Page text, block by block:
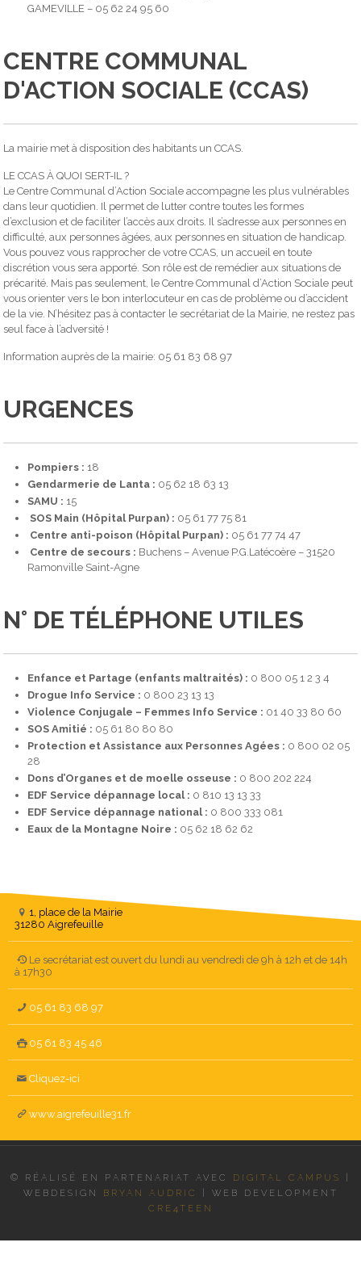
GAMEVILLE – 05 62 24 95 60
CENTRE COMMUNAL
D'ACTION SOCIALE (CCAS)
La mairie met à disposition des habitants un CCAS.
LE CCAS À QUOI SERT-IL ?
Le Centre Communal d’Action Sociale accompagne les plus vulnérables
dans leur quotidien. Il permet de lutter contre toutes les formes
d’exclusion et de faciliter l’accès aux droits. Il s’adresse aux personnes en
difficulté, aux personnes âgées, aux personnes en situation de handicap.
Vous pouvez vous rapprocher de votre CCAS, un accueil en toute
discrétion vous sera apporté. Son rôle est de remédier aux situations de
précarité. Mais pas seulement, le Centre Communal d’Action Sociale peut
vous orienter vers le bon interlocuteur en cas de problème ou d’accident
de la vie. N’hésitez pas à contacter le secrétariat de la Mairie, ne restez pas
seul face à l’adversité !
Information auprès de la mairie: 05 61 83 68 97
URGENCES
Pompiers : 18
Gendarmerie de Lanta : 05 62 18 63 13
SAMU : 15
SOS Main (Hôpital Purpan) : 05 61 77 75 81
Centre anti-poison (Hôpital Purpan) : 05 61 77 74 47
Centre de secours : Buchens – Avenue P.G.Latécoère – 31520
Ramonville Saint-Agne
N° DE TÉLÉPHONE UTILES
Enfance et Partage (enfants maltraités) : 0 800 05 1 2 3 4
Drogue Info Service : 0 800 23 13 13
Violence Conjugale – Femmes Info Service : 01 40 33 80 60
SOS Amitié : 05 61 80 80 80
Protection et Assistance aux Personnes Agées : 0 800 02 05
28
Dons d’Organes et de moelle osseuse : 0 800 202 224
EDF Service dépannage local : 0 810 13 13 33
EDF Service dépannage national : 0 800 333 081
Eaux de la Montagne Noire : 05 62 18 62 62
1, place de la Mairie
31280 Aigrefeuille
Le secrétariat est ouvert du lundi au vendredi de 9h à 12h et de 14h
à 17h30
05 61 83 68 97
05 61 83 45 46
Cliquez-ici
www.aigrefeuille31.fr
© RÉALISÉ EN PARTENARIAT AVEC DIGITAL CAMPUS
WEBDESIGN
BRYAN AUDRIC
WEB DEVELOPMENT
CRE4TEEN